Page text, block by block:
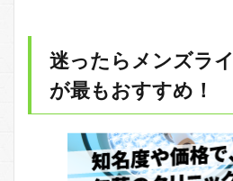
迷ったらメンズラ
が最もおすすめ！